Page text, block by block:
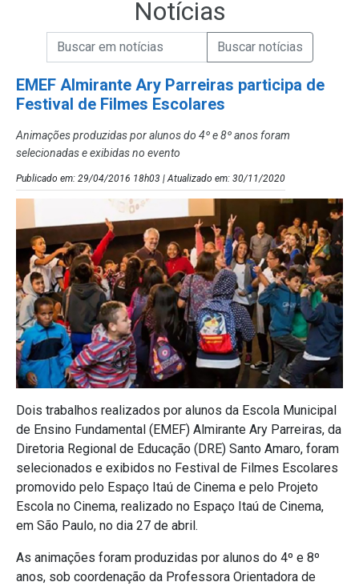
Notícias
Campo de Busca de Notícias
Campo de Busca de informaçõesEnviar a Busca de Notícias
EMEF Almirante Ary Parreiras participa de
Festival de Filmes Escolares
Animações produzidas por alunos do 4º e 8º anos foram
selecionadas e exibidas no evento
Publicado em: 29/04/2016 18h03 | Atualizado em: 30/11/2020
Dois trabalhos realizados por alunos da Escola Municipal
de Ensino Fundamental (EMEF) Almirante Ary Parreiras, da
Diretoria Regional de Educação (DRE) Santo Amaro, foram
selecionados e exibidos no Festival de Filmes Escolares
promovido pelo Espaço Itaú de Cinema e pelo Projeto
Escola no Cinema, realizado no Espaço Itaú de Cinema,
em São Paulo, no dia 27 de abril.
As animações foram produzidas por alunos do 4º e 8º
anos, sob coordenação da Professora Orientadora de